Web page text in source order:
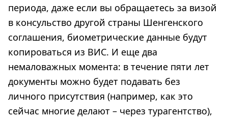
периода, даже если вы обращаетесь за визой
в консульство другой страны Шенгенского
соглашения, биометрические данные будут
копироваться из ВИС. И еще два
немаловажных момента: в течение пяти лет
документы можно будет подавать без
личного присутствия (например, как это
сейчас многие делают – через турагентство),